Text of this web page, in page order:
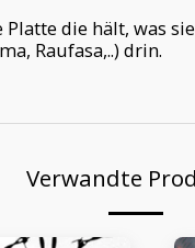
die hält, was
Raufasa,..) drin.
Verwandte